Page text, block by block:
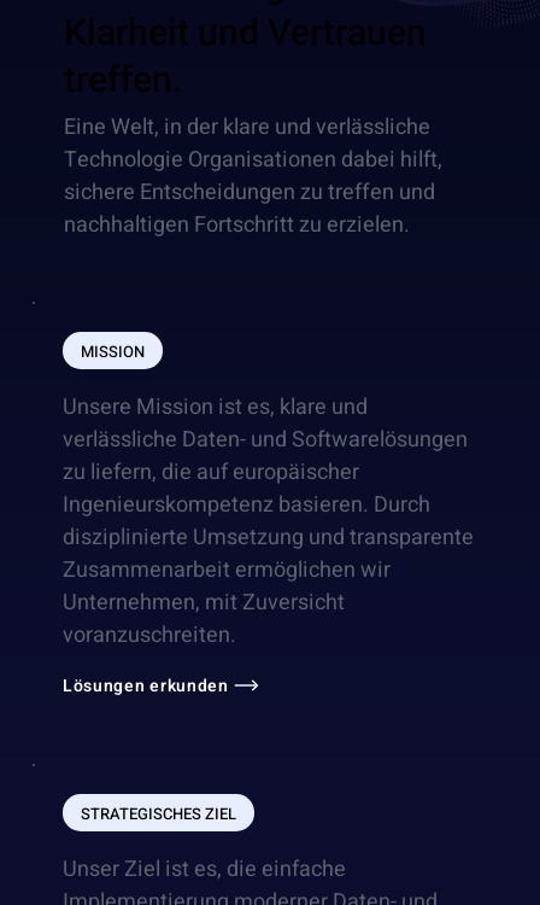
Klarheit und Vertrauen
treffen.
Eine Welt, in der klare und verlässliche
Technologie Organisationen dabei hilft,
sichere Entscheidungen zu treffen und
nachhaltigen Fortschritt zu erzielen.
MISSION
Unsere Mission ist es, klare und
verlässliche Daten- und Softwarelösungen
zu liefern, die auf europäischer
Ingenieurskompetenz basieren. Durch
disziplinierte Umsetzung und transparente
Zusammenarbeit ermöglichen wir
Unternehmen, mit Zuversicht
voranzuschreiten.
Lösungen erkunden
STRATEGISCHES ZIEL
Unser Ziel ist es, die einfache